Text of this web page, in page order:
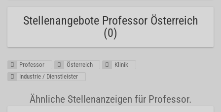
Stellenangebote Professor Österreich
(0)
Professor Österreich
Klinik
Industrie / Dienstleister
Ähnliche Stellenanzeigen für Professor.